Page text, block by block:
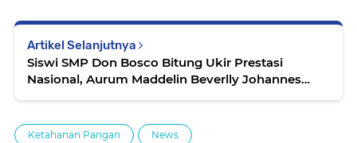
Artikel Selanjutnya
Siswi SMP Don Bosco Bitung Ukir Prestasi
Nasional, Aurum Maddelin Beverlly Johannes
Ketahanan Pangan News